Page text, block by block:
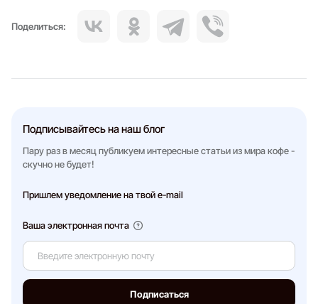
Поделиться:
Подписывайтесь на наш блог
Пару раз в месяц публикуем интересные статьи из мира кофе -
скучно не будет!
Пришлем уведомление на твой e-mail
Ваша электронная почта
Подписаться